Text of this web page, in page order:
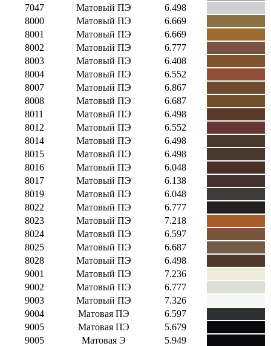
7047
Матовый ПЭ
6.498
8000
Матовый ПЭ
6.669
8001
Матовый ПЭ
6.669
8002
Матовый ПЭ
6.777
8003
Матовый ПЭ
6.408
8004
Матовый ПЭ
6.552
8007
Матовый ПЭ
6.867
8008
Матовый ПЭ
6.687
8011
Матовый ПЭ
6.498
8012
Матовый ПЭ
6.552
8014
Матовый ПЭ
6.498
8015
Матовый ПЭ
6.498
8016
Матовый ПЭ
6.048
8017
Матовый ПЭ
6.138
8019
Матовый ПЭ
6.048
8022
Матовый ПЭ
6.777
8023
Матовый ПЭ
7.218
8024
Матовый ПЭ
6.597
8025
Матовый ПЭ
6.687
8028
Матовый ПЭ
6.498
9001
Матовый ПЭ
7.236
9002
Матовый ПЭ
6.777
9003
Матовый ПЭ
7.326
9004
Матовая ПЭ
6.597
9005
Матовая ПЭ
5.679
9005
Матовая Э
5.949